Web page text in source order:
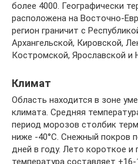
более 4000. Географически
расположена на Восточно-
регион граничит с
Архангельской, Кировской,
Костромской, Ярославской и
Климат
Область находится в зоне
климата. Средняя
период морозов столбик
ниже -40°C. Снежный покров
дней в году. Лето короткое и
температура составляет